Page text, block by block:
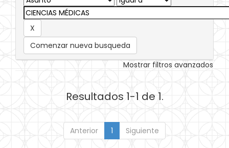
Comenzar nueva busqueda
Mostrar filtros avanzados
Resultados 1-1 de 1.
Anterior 1 Siguiente